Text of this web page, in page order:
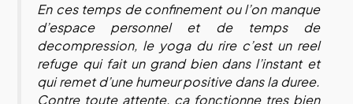
En ces temps de confinement ou l’on manque
d’espace personnel et de temps de
decompression, le yoga du rire c’est un reel
refuge qui fait un grand bien dans l’instant et
qui remet d’une humeur positive dans la duree.
Contre toute attente, ca fonctionne tres bien